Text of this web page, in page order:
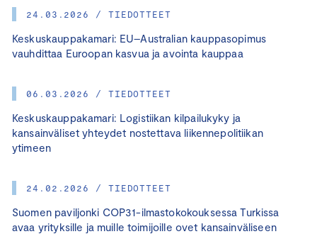
24.03.2026 / TIEDOTTEET
Keskuskauppakamari: EU–Australian kauppasopimus
vauhdittaa Euroopan kasvua ja avointa kauppaa
06.03.2026 / TIEDOTTEET
Keskuskauppakamari: Logistiikan kilpailukyky ja
kansainväliset yhteydet nostettava liikennepolitiikan
ytimeen
24.02.2026 / TIEDOTTEET
Suomen paviljonki COP31-ilmastokokouksessa Turkissa
avaa yrityksille ja muille toimijoille ovet kansainväliseen